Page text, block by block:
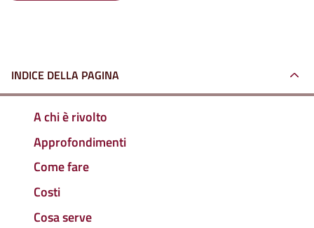
INDICE DELLA PAGINA
A chi è rivolto
Approfondimenti
Come fare
Costi
Cosa serve